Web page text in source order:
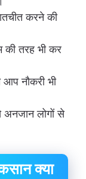
करने की
की तरह भी कर
नौकरी भी
लोगों से
क्या